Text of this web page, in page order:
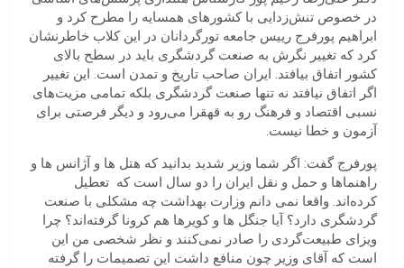
در خصوص تنش‌زدایی با کشورهای همسایه را مطرح کرد و
ابراهیم پورفرج رییس جامعه تورگردانان در این کلاب خاطرنشان
کرد که تغییر نگرش به صنعت گردشگری باید در سطح بالای
کشور اتفاق بیافتد. ایران صاحب تاریخ و تمدن است. این تغییر
اگر اتفاق نیافتد نه تنها صنعت گردشگری بلکه تمامی مزیت‌های
نسبی اقتصاد و فرهنگ رو به قهقرا می‌رود و دیگر فرصتی برای
آزمون و خطا نیست.
پورفرج گفت: اگر شما وزیر شدید بدانید که هتل ها و آژانس ها و
راهنماها و حمل و نقل ایران را دو سال است که تعطیل
کرده‌اند. واقعا نمی دانم وزارت بهداشت چه مشکلی با صنعت
گردشگری دارد؟‌ آیا جنگل ها و کویرها هم کرونا گرفته‌اند؟ چرا
ویزای طبیعت‌گردی را صادر نمی‌کنند و نظر شخصی من این
است که آقای وزیر چون منافع داشت این تصمیمات را گرفته